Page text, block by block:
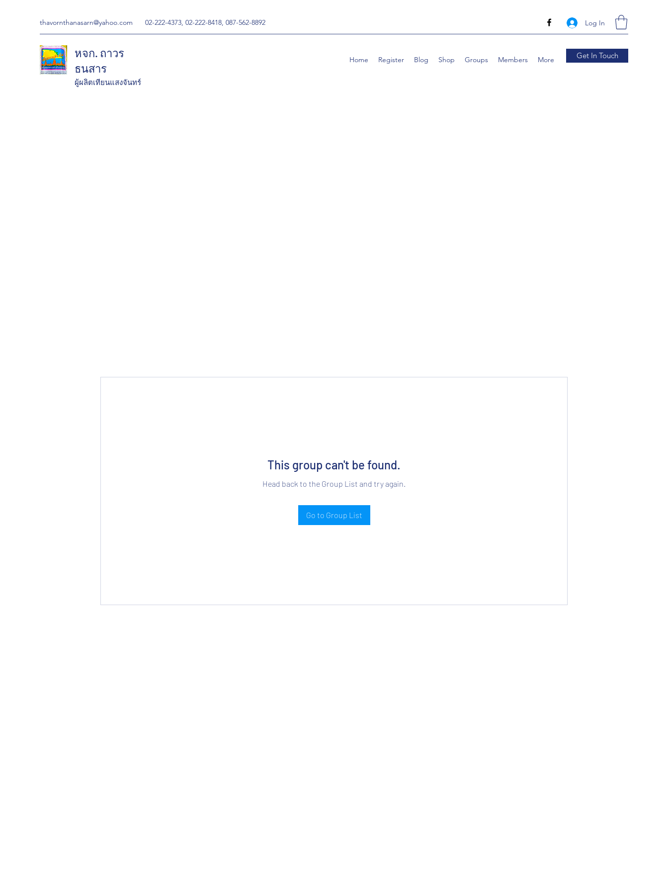
thavornthanasarn@yahoo.com 02-222-4373, 02-222-8418, 087-562-8892 Log In
หจก. ถาวร
ธนสาร
ผู้ผลิตเทียนแสงจันทร์
Home Register Blog Shop Groups Members More Get In Touch
This group can't be found.
Head back to the Group List and try again.
Go to Group List